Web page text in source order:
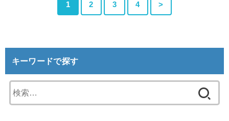
1 2 3 4 >
キーワードで探す
索: